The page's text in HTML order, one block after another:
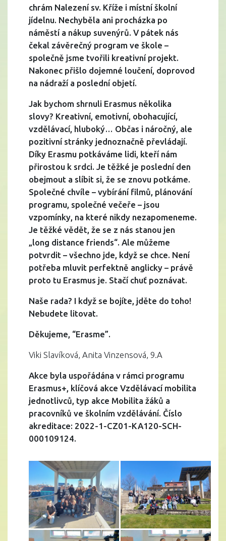
chrám Nalezení sv. Kříže i místní školní
jídelnu. Nechyběla ani procházka po
náměstí a nákup suvenýrů. V pátek nás
čekal závěrečný program ve škole –
společně jsme tvořili kreativní projekt.
Nakonec přišlo dojemné loučení, doprovod
na nádraží a poslední objetí.
Jak bychom shrnuli Erasmus několika
slovy? Kreativní, emotivní, obohacující,
vzdělávací, hluboký… Občas i náročný, ale
pozitivní stránky jednoznačně převládají.
Díky Erasmu potkáváme lidi, kteří nám
přirostou k srdci. Je těžké je poslední den
obejmout a slíbit si, že se znovu potkáme.
Společné chvíle – vybírání filmů, plánování
programu, společné večeře – jsou
vzpomínky, na které nikdy nezapomeneme.
Je těžké vědět, že se z nás stanou jen
„long distance friends“. Ale můžeme
potvrdit – všechno jde, když se chce. Není
potřeba mluvit perfektně anglicky – právě
proto tu Erasmus je. Stačí chuť poznávat.
Naše rada? I když se bojíte, jděte do toho!
Nebudete litovat.
Děkujeme, “Erasme”.
Viki Slavíková, Anita Vinzensová, 9.A
Akce byla uspořádána v rámci programu
Erasmus+, klíčová akce Vzdělávací mobilita
jednotlivců, typ akce Mobilita žáků a
pracovníků ve školním vzdělávání. Číslo
akreditace: 2022-1-CZ01-KA120-SCH-
000109124.